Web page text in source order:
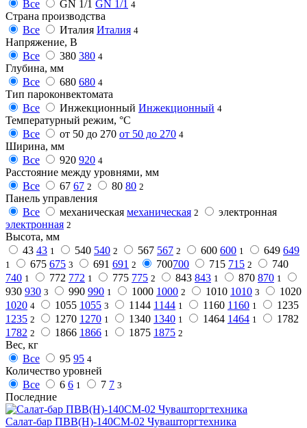
Все
GN 1/1 GN 1/1 4
Страна производства
Все
Италия Италия 4
Напряжение, В
Все
380 380 4
Глубина, мм
Все
680 680 4
Тип пароконвектомата
Все
Инжекционный Инжекционный 4
Температурный режим, °C
Все
от 50 до 270 от 50 до 270 4
Ширина, мм
Все
920 920 4
Расстояние между уровнями, мм
Все
67 67 2 80 80 2
Панель управления
Все
механическая механическая 2
электронная
электронная 2
Высота, мм
43 43 1 540 540 2 567 567 2 600 600 1 649 649
1 675 675 3 691 691 2 700700 715 715 2
740
740 1 772 772 1 775 775 2 843 843 1 870 870 1
930 930 3 990 990 1 1000 1000 2 1010 1010 3
1020
1020 4 1055 1055 3 1144 1144 1 1160 1160 1
1235
1235 2 1270 1270 1 1340 1340 1 1464 1464 1
1782
1782 2 1866 1866 1 1875 1875 2
Вес, кг
Все
95 95 4
Количество уровней
Все
6 6 1 7 7 3
Последние
Салат-бар ПВВ(Н)-140СМ-02 Чувашторгтехника